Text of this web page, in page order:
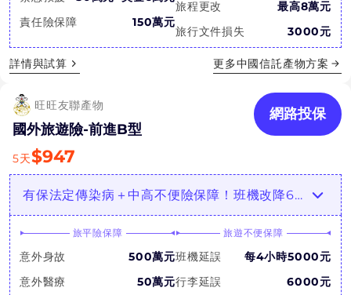
責任險保障
150萬元
旅程更改
最高8萬元
旅行文件損失
3000元
詳情與試算 更多中國信託產物方案
旺旺友聯產物
國外旅遊險-前進B型
網路投保
5天$947
有保法定傳染病＋中高不便險保障！班機改降6千
旅平險保障
意外身故
500萬元
意外醫療
50萬元
旅遊不便保障
班機延誤
每4小時5000元
行李延誤
6000元